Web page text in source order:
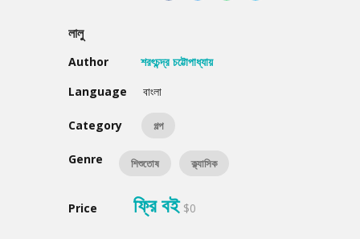
লালু
Author
শরৎচন্দ্র চট্টোপাধ্যায়
Language
বাংলা
Category গল্প
Genre শিশুতোষ ক্ল্যাসিক
Price ফ্রি বই $0